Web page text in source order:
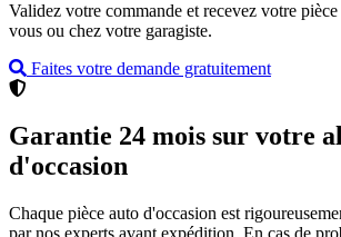
Validez votre commande et recevez votre
vous ou chez votre garagiste.
Faites votre demande gratuitement
Garantie 24 mois sur votre
d'occasion
Chaque pièce auto d'occasion est
par nos experts avant expédition. En cas de